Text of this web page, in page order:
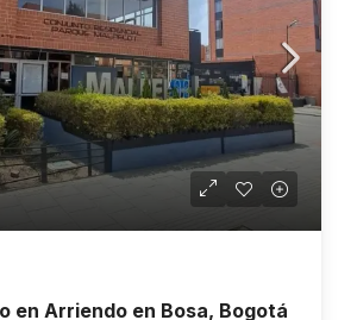
en Arriendo en Bosa, Bogotá